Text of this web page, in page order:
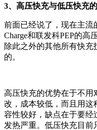
3、高压快充与低压快充
前面已经说了，现在主流
Charge和联发科PEP的高
除此之外的其他所有快
的。
高压快充的优势在于不用
改，成本较低，而且用这
容性较好，缺点在于要经
发热严重。低压快充目